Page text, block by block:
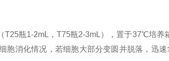
T25瓶1-2mL，T75瓶2-3mL），置于37℃培养
胞消化情况，若细胞大部分变圆并脱落，迅